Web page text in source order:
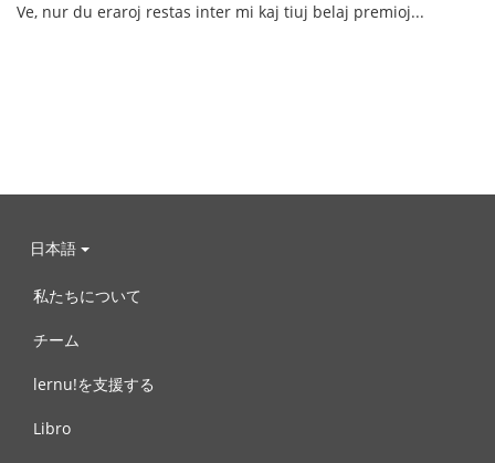
Ve, nur du eraroj restas inter mi kaj tiuj belaj premioj...
日本語
私たちについて
チーム
lernu!を支援する
Libro